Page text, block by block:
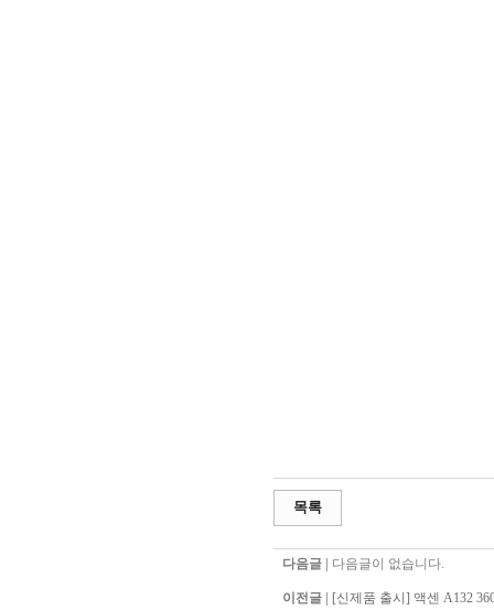
목록
다음글 | 다음글이 없습니다.
이전글 | [신제품 출시] 액센 A132